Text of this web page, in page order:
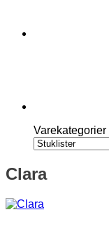
Varekategorier
Clara